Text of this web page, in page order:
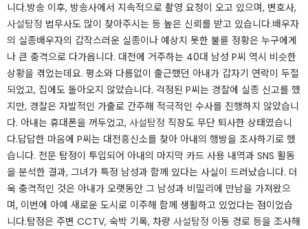
니다.​​방송 이후, 방송사에서 지속적으로 촬영 요청이 오고 있으며, 변호사,
사설탐정 법무사도 많이 찾아주시는 등 높은 신뢰를 받고 있습니다.​​​배우자
의 실종​​배우자의 갑작스러운 실종이나 예상치 못한 불륜 정황은 누구에게
나 큰 충격으로 다가옵니다. 대전에 거주하는 40대 남성 P씨 역시 비슷한
상황을 겪었는데요. ​​평소와 다름없이 출근했던 아내가 갑자기 연락이 두절
되었고, 집에도 돌아오지 않았습니다. 걱정된 P씨는 경찰에 실종 신고를 했
지만, 경찰은 자발적인 가출로 간주해 적극적인 수사를 진행하지 않았습니
다. ​​아내는 휴대폰을 꺼두었고, 사설탐정 직장도 무단 퇴사한 상태였습니
다.답답한 마음에 P씨는 대전흥신소를 찾아 아내의 행방을 조사하기로 했
습니다. ​​​​전문 탐정이 투입되어 아내의 마지막 카드 사용 내역과 SNS 활동
을 분석한 결과, 그녀가 특정 남성과 함께 있다는 사실이 드러났습니다. ​​더
욱 충격적인 것은 아내가 오랫동안 그 남성과 비밀리에 만남을 가져왔으
며, 이번에 아예 새로운 도시로 이주해 함께 생활하고 있었다는 점이었습
니다.​​​​탐정은 주변 CCTV, 숙박 기록, 차량 사설탐정 이동 경로 등을 조사해